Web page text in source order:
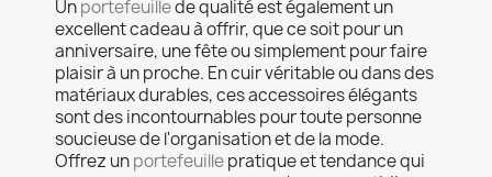
Unportefeuillede qualité est également un
excellent cadeau à offrir, que ce soit pour un
anniversaire, une fête ou simplement pour faire
plaisir à un proche. En cuir véritable ou dans des
matériaux durables, ces accessoires élégants
sont des incontournables pour toute personne
soucieuse de l'organisation et de la mode.
Offrez unportefeuillepratique et tendance qui